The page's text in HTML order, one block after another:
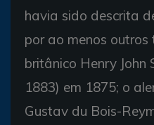
havia sido descrita
por ao menos
britânico Henry John
1883) em 1875; o
Gustav du Bois-